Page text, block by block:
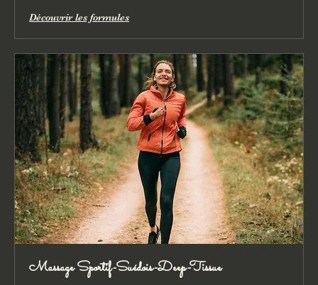
Découvrir les formules
Massage Sportif-Suédois-Deep-Tissue